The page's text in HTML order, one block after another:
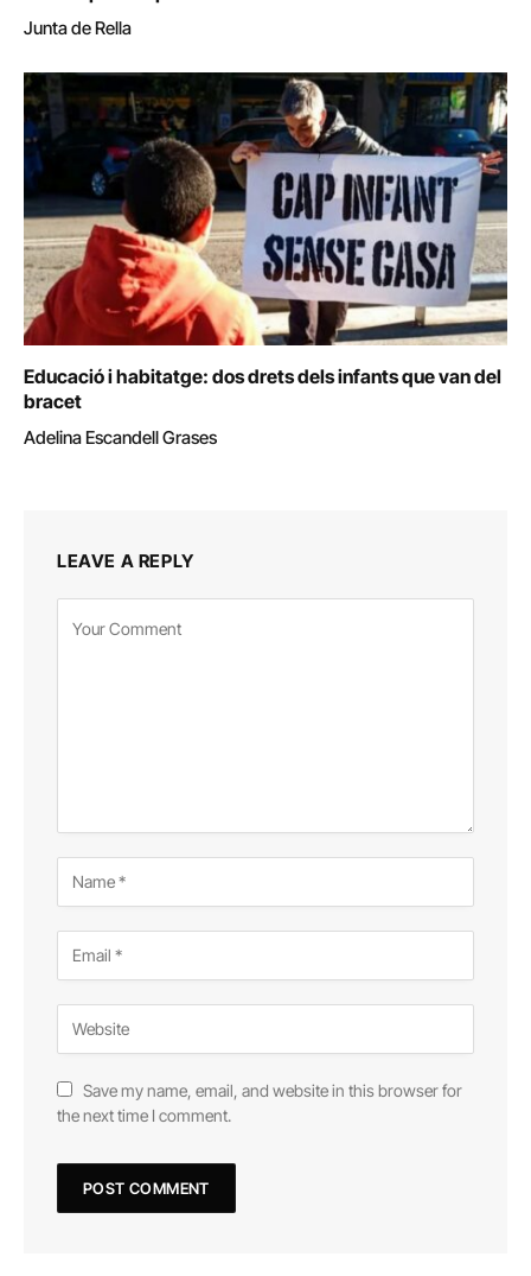
Junta de Rella
Educació i habitatge: dos drets dels infants que van del
bracet
Adelina Escandell Grases
LEAVE A REPLY
Save my name, email, and website in this browser for
the next time I comment.